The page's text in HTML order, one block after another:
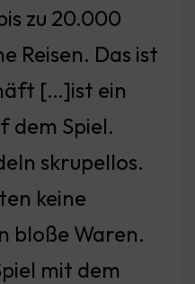
zu 20.000
Reisen. Das ist
[…]ist ein
dem Spiel.
skrupellos.
keine
bloße Waren.
mit dem